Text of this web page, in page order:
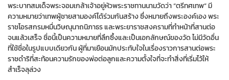
พระบาทสมเด็จพระจอมเกล้าเจ้าอยู่หัวพระราชทานนามวัดว่า “ตรีทศเทพ” มี
ความหมายว่าเทพผู้ชายสามองค์ได้ร่วมกันสร้าง ซึ่งหมายถึงพระองค์เอง พระ
ราชโอรสกรมหมื่นวิษณุนาถนิภาธร และพระยาราชสงครามที่ทำหน้าที่สานต่อ
จนแล้วเสร็จ ชื่อนี้เป็นความหมายที่ลึกซึ้งและเป็นเอกลักษณ์ของวัด ไม่มีวัดอื่น
ที่ใช้ชื่อในรูปแบบเดียวกัน ผู้ที่มาเยือนมักประทับใจในเรื่องราวการสานต่อพระ
ราชดำริที่สะท้อนความรักของพ่อต่อลูกและความตั้งใจที่จะทำสิ่งที่เริ่มไว้ให้
สำเร็จลุล่วง